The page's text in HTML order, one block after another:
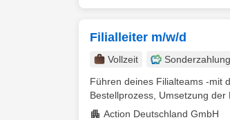
Filialleiter m/w/d
Vollzeit
Sonderzahlung
Führen deines Filialteams -mit
Bestellprozess, Umsetzung der
Action Deutschland GmbH